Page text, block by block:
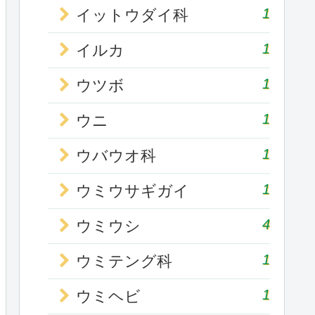
イットウダイ科 1
イルカ 1
ウツボ 1
ウニ 1
ウバウオ科 1
ウミウサギガイ 1
ウミウシ 4
ウミテング科 1
ウミヘビ 1